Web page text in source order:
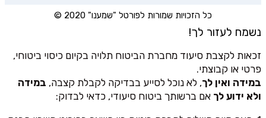
כל הזכויות שמורות לפורטל "שמענו" 2020 ©
נשמח לעזור לך!
זכאות לקצבת סיעוד מחברת הביטוח תלויה בקיום כיסוי ביטוחי,
פרטי או קבוצתי.
במידה ואין לך, לא נוכל לסייע בבדיקה לקבלת קצבה, במידה
ולא ידוע לך אם ברשותך ביטוח סיעודי, כדאי לבדוק: